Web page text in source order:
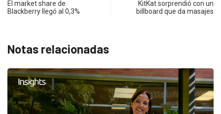
El market share de
Blackberry llegó al 0,3%
KitKat sorprendió con un
billboard que da masajes
Notas relacionadas